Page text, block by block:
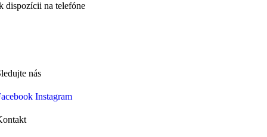
dispozícii na telefóne
nás
Instagram